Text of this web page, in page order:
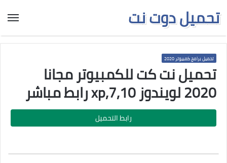
تحميل دوت نت
تحميل برامج كمبيوتر 2020
تحميل نت كت للكمبيوتر مجانا
2020 لويندوز xp,7,10 رابط مباشر
رابط التحميل